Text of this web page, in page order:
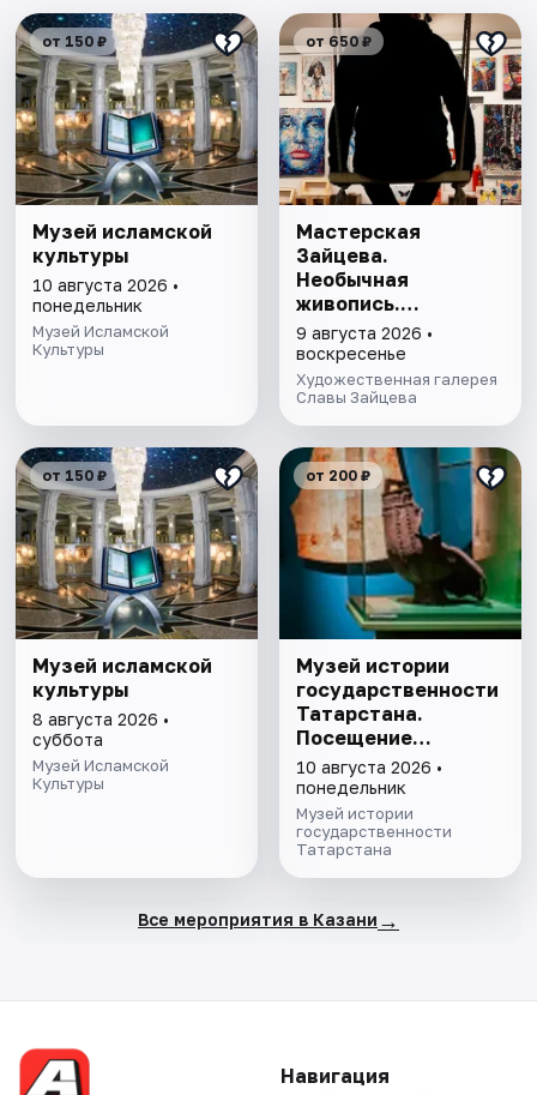
от 150 ₽
Музей исламской
культуры
10 августа 2026 •
понедельник
Музей Исламской
Культуры
от 650 ₽
Мастерская
Зайцева.
Необычная
живопись.
Необычная графика
9 августа 2026 •
воскресенье
Художественная галерея
Славы Зайцева
от 150 ₽
Музей исламской
культуры
8 августа 2026 •
суббота
Музей Исламской
Культуры
от 200 ₽
Музей истории
государственности
Татарстана.
Посещение
выставочного зала
и экспозиции
10 августа 2026 •
понедельник
Музей истории
государственности
Татарстана
Все мероприятия в Казани →
Навигация